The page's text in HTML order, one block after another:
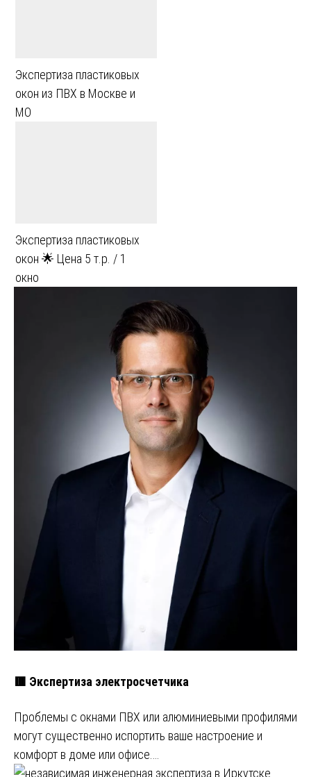
Экспертиза пластиковых
окон из ПВХ в Москве и
МО
Экспертиза пластиковых
окон 🌟 Цена 5 т.р. / 1
окно
🟥 Экспертиза электросчетчика
Проблемы с окнами ПВХ или алюминиевыми профилями
могут существенно испортить ваше настроение и
комфорт в доме или офисе.…